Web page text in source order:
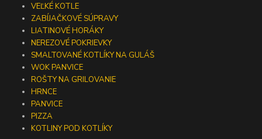
VEĽKÉ KOTLE
ZABÍJAČKOVÉ SÚPRAVY
LIATINOVÉ HORÁKY
NEREZOVÉ POKRIEVKY
SMALTOVANÉ KOTLÍKY NA GULÁŠ
WOK PANVICE
ROŠTY NA GRILOVANIE
HRNCE
PANVICE
PIZZA
KOTLINY POD KOTLÍKY